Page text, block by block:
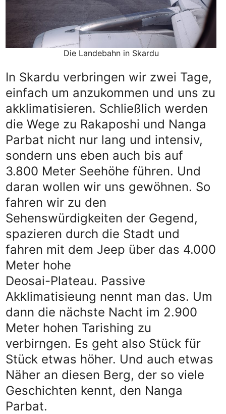
Die Landebahn in Skardu
In Skardu verbringen wir zwei Tage,
einfach um anzukommen und uns zu
akklimatisieren. Schließlich werden
die Wege zu Rakaposhi und Nanga
Parbat nicht nur lang und intensiv,
sondern uns eben auch bis auf
3.800 Meter Seehöhe führen. Und
daran wollen wir uns gewöhnen. So
fahren wir zu den
Sehenswürdigkeiten der Gegend,
spazieren durch die Stadt und
fahren mit dem Jeep über das 4.000
Meter hohe
Deosai-Plateau. Passive
Akklimatisieung nennt man das. Um
dann die nächste Nacht im 2.900
Meter hohen Tarishing zu
verbirngen. Es geht also Stück für
Stück etwas höher. Und auch etwas
Näher an diesen Berg, der so viele
Geschichten kennt, den Nanga
Parbat.